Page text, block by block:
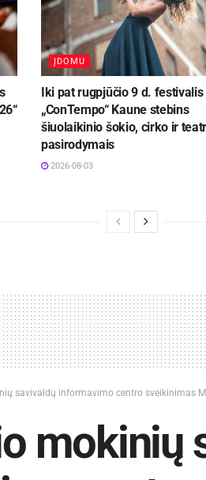
ĮDOMU
Iki pat rugpjūčio 9 d. festivalis
„ConTempo“ Kaune stebins
šiuolaikinio šokio, cirko ir
pasirodymais
2026-08-03
savivaldų informavimo centro sveikinimas
mokinių